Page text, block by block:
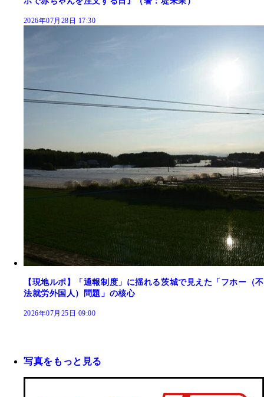
2026年07月28日 17:30
【現地ルポ】「通報制度」に揺れる茨城で見えた「フホー（不
法就労外国人）問題」の核心
2026年07月25日 09:00
写真をもっと見る